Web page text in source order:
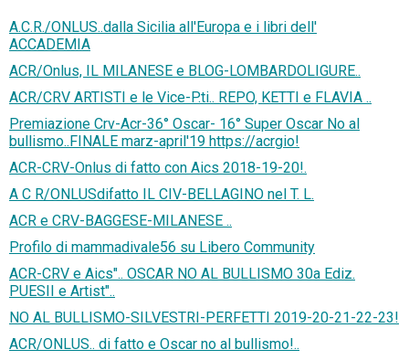
A.C.R./ONLUS..dalla Sicilia all'Europa e i libri dell'
ACCADEMIA
ACR/Onlus, IL MILANESE e BLOG-LOMBARDOLIGURE..
ACR/CRV ARTISTI e le Vice-P.ti.. REPO, KETTI e FLAVIA ..
Premiazione Crv-Acr-36° Oscar- 16° Super Oscar No al
bullismo..FINALE marz-april'19 https://acrgio!
ACR-CRV-Onlus di fatto con Aics 2018-19-20!.
A C R/ONLUSdifatto IL CIV-BELLAGINO nel T. L.
ACR e CRV-BAGGESE-MILANESE ..
Profilo di mammadivale56 su Libero Community
ACR-CRV e Aics".. OSCAR NO AL BULLISMO 30a Ediz.
PUESII e Artist"..
NO AL BULLISMO-SILVESTRI-PERFETTI 2019-20-21-22-23!
ACR/ONLUS.. di fatto e Oscar no al bullismo!..